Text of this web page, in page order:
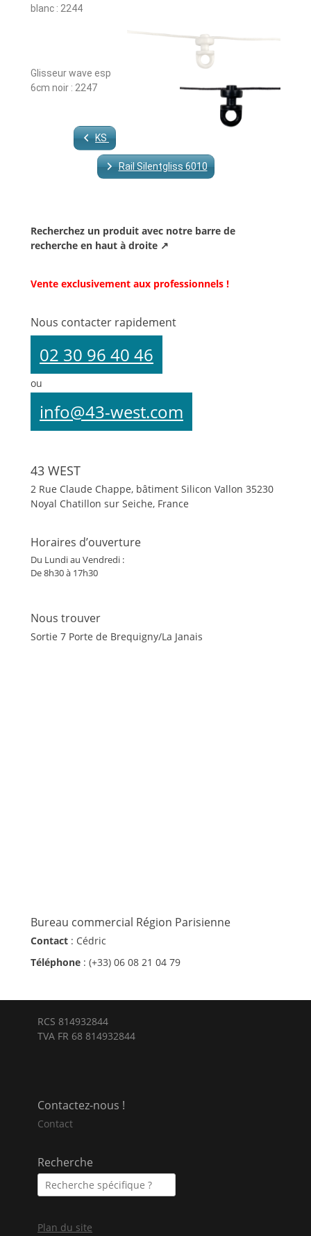
blanc : 2244
Glisseur wave esp
6cm noir : 2247
KS
Rail Silentgliss 6010
Recherchez un produit avec notre barre de
recherche en haut à droite ↗
Vente exclusivement aux professionnels !
Nous contacter rapidement
02 30 96 40 46
ou
info@43-west.com
43 WEST
2 Rue Claude Chappe, bâtiment Silicon Vallon 35230
Noyal Chatillon sur Seiche, France
Horaires d’ouverture
Du Lundi au Vendredi :
De 8h30 à 17h30
Nous trouver
Sortie 7 Porte de Brequigny/La Janais
Bureau commercial Région Parisienne
Contact : Cédric
Téléphone : (+33) 06 08 21 04 79
RCS 814932844
TVA FR 68 814932844
Contactez-nous !
Contact
Recherche
Plan du site